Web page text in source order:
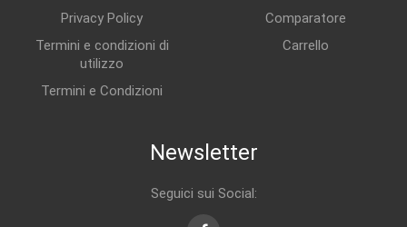
Privacy Policy
Termini e condizioni di
utilizzo
Termini e Condizioni
Comparatore
Carrello
Newsletter
Seguici sui Social: